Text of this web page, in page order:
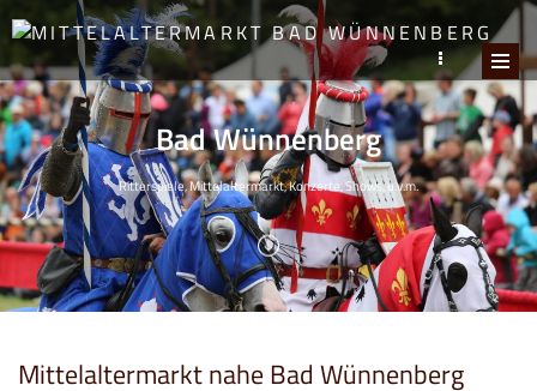
Bad Wünnenberg
Ritterspiele, Mittelaltermarkt, Konzerte, Shows, u.v.m.
Mittelaltermarkt nahe Bad Wünnenberg